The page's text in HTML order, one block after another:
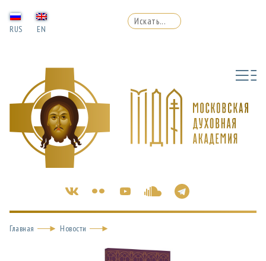
RUS EN
Главная Новости